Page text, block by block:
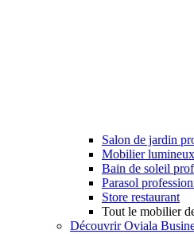
Salon de jardin
Mobilier lumineux
Bain de soleil
Parasol
Store restaurant
Tout le mobilier
Découvrir Oviala